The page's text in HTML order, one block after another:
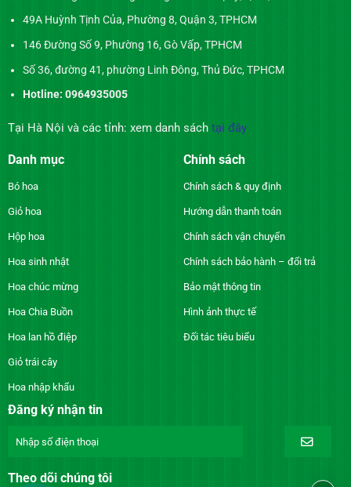
49A Huỳnh Tịnh Của, Phường 8, Quận 3, TPHCM
146 Đường Số 9, Phường 16, Gò Vấp, TPHCM
Số 36, đường 41, phường Linh Đông, Thủ Đức, TPHCM
Hotline: 0964935005
Tại Hà Nội và các tỉnh: xem danh sách tại đây
Danh mục
Bó hoa
Giỏ hoa
Hộp hoa
Hoa sinh nhật
Hoa chúc mừng
Hoa Chia Buồn
Hoa lan hồ điệp
Giỏ trái cây
Hoa nhập khẩu
Chính sách
Chính sách & quy định
Hướng dẫn thanh toán
Chính sách vận chuyển
Chính sách bảo hành – đổi trả
Bảo mật thông tin
Hình ảnh thực tế
Đối tác tiêu biểu
Đăng ký nhận tin
Theo dõi chúng tôi